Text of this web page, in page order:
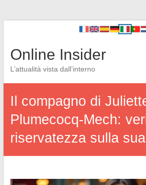
Online Insider
L’attualità vista dall’interno
Il compagno di
Plumecocq-Mech:
riservatezza sulla